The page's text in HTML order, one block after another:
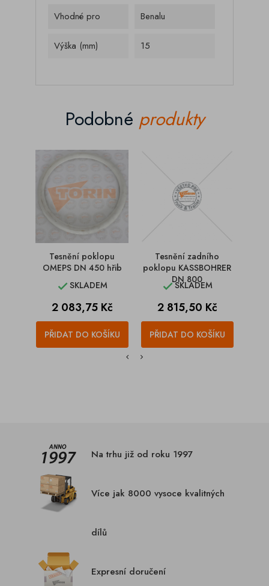
Vhodné pro Benalu
Výška (mm) 15
Podobné produkty
Tesnění poklopu
OMEPS DN 450 hřib
SKLADEM
Cena
2 083,75 Kč
PŘIDAT DO KOŠÍKU
Tesnění zadního
poklopu KASSBOHRER
DN 800
SKLADEM
Cena
2 815,50 Kč
PŘIDAT DO KOŠÍKU
Na trhu již od roku 1997
Více jak 8000 vysoce kvalitných
dílů
Expresní doručení